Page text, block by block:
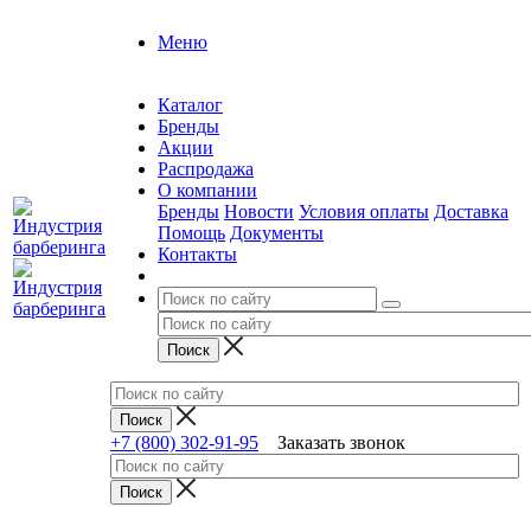
Меню
Каталог
Бренды
Акции
Распродажа
О компании
Бренды Новости Условия оплаты Доставка
Помощь Документы
Контакты
+7 (800) 302-91-95 Заказать звонок